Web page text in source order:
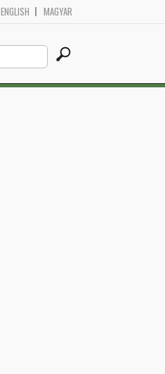
ENGLISH MAGYAR
Search
this
site